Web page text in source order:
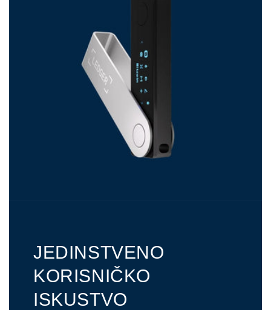
JEDINSTVENO
KORISNIČKO
ISKUSTVO